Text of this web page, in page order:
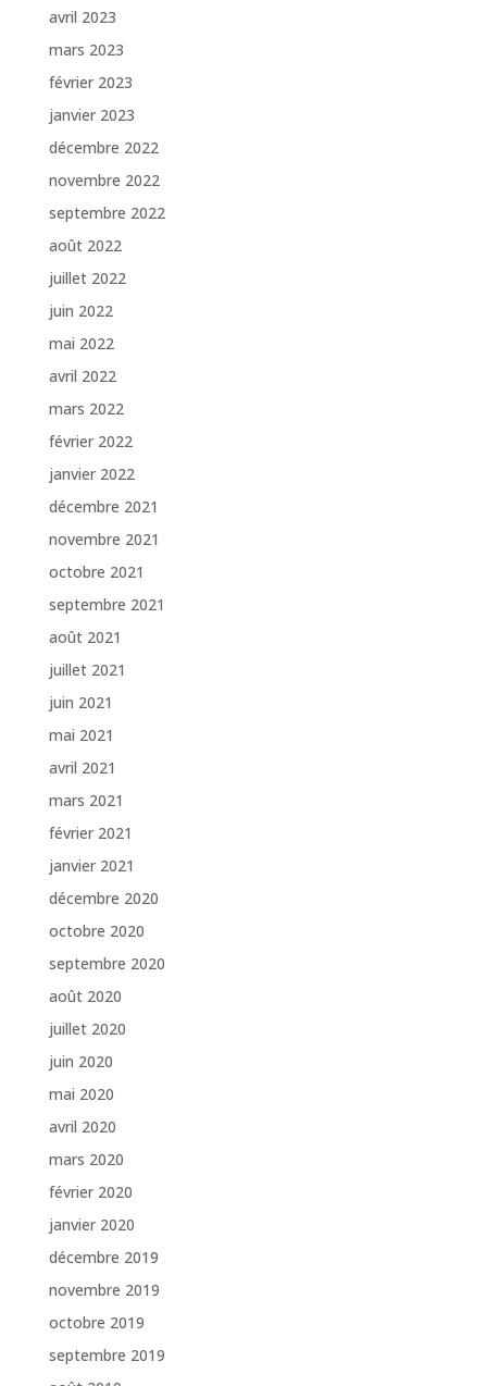
avril 2023
mars 2023
février 2023
janvier 2023
décembre 2022
novembre 2022
septembre 2022
août 2022
juillet 2022
juin 2022
mai 2022
avril 2022
mars 2022
février 2022
janvier 2022
décembre 2021
novembre 2021
octobre 2021
septembre 2021
août 2021
juillet 2021
juin 2021
mai 2021
avril 2021
mars 2021
février 2021
janvier 2021
décembre 2020
octobre 2020
septembre 2020
août 2020
juillet 2020
juin 2020
mai 2020
avril 2020
mars 2020
février 2020
janvier 2020
décembre 2019
novembre 2019
octobre 2019
septembre 2019